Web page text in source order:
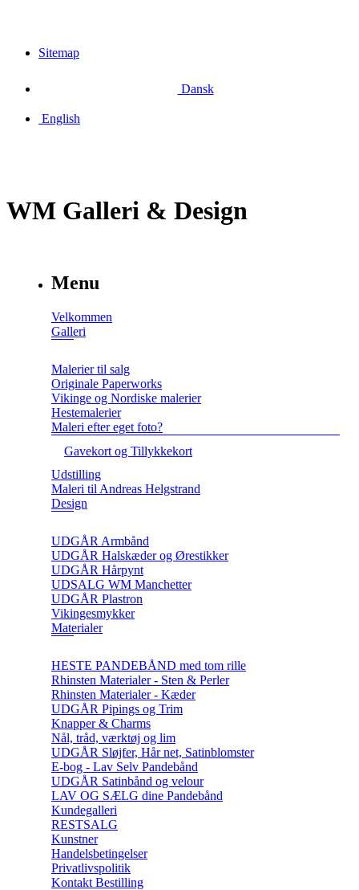
Sitemap
Dansk
English
WM Galleri & Design
Menu
Velkommen
Galleri
Malerier til salg
Originale Paperworks
Vikinge og Nordiske malerier
Hestemalerier
Maleri efter eget foto?
Gavekort og Tillykkekort
Udstilling
Maleri til Andreas Helgstrand
Design
UDGÅR Armbånd
UDGÅR Halskæder og Ørestikker
UDGÅR Hårpynt
UDSALG WM Manchetter
UDGÅR Plastron
Vikingesmykker
Materialer
HESTE PANDEBÅND med tom rille
Rhinsten Materialer - Sten & Perler
Rhinsten Materialer - Kæder
UDGÅR Pipings og Trim
Knapper & Charms
Nål, tråd, værktøj og lim
UDGÅR Sløjfer, Hår net, Satinblomster
E-bog - Lav Selv Pandebånd
UDGÅR Satinbånd og velour
LAV OG SÆLG dine Pandebånd
Kundegalleri
RESTSALG
Kunstner
Handelsbetingelser
Privatlivspolitik
Kontakt Bestilling